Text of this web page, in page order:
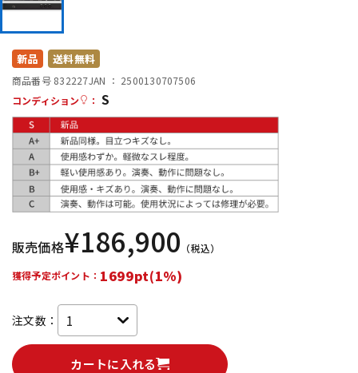
配信/ライブ機器
新品 送料無料
商品番号 832227JAN ： 2500130707506
コンディション
： S
販売価格¥186,900 （税込）
獲得予定ポイント： 1699pt(1%)
注文数：
カートに入れる